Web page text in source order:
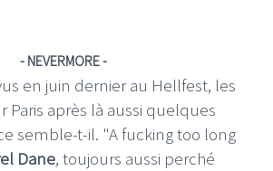
- NEVERMORE -
en juin dernier au Hellfest, les
Paris après là aussi quelques
semble-t-il. "A fucking too long
Dane, toujours aussi perché